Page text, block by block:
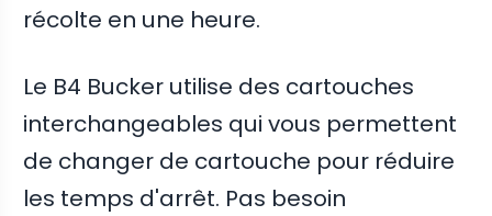
récolte en une heure.
Le B4 Bucker utilise des cartouches
interchangeables qui vous permettent
de changer de cartouche pour réduire
les temps d'arrêt. Pas besoin